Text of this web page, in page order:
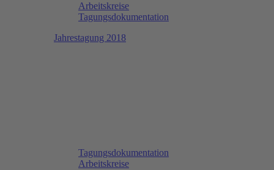
Arbeitskreise
Tagungsdokumentation
Jahrestagung 2018
Tagungsdokumentation
Arbeitskreise